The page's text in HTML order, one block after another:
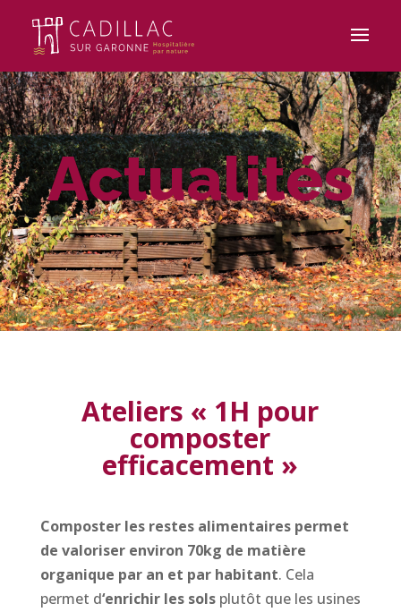
Actualités
Ateliers « 1H pour
composter
efficacement »
Composter les restes alimentaires permet
de valoriser environ 70kg de matière
organique par an et par habitant. Cela
permet d‘enrichir les solsplutôt que les usines